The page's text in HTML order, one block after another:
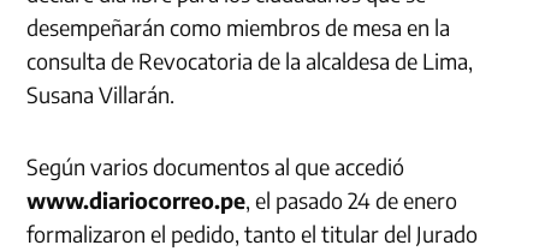
desempeñarán como miembros de mesa en la
consulta de Revocatoria de la alcaldesa de Lima,
Susana Villarán.
Según varios documentos al que accedió
www.diariocorreo.pe, el pasado 24 de enero
formalizaron el pedido, tanto el titular del Jurado